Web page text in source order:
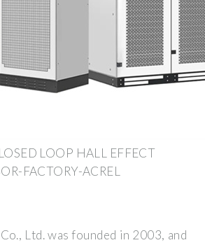
LOOP HALL EFFECT
FACTORY-ACREL
Ltd. was founded in 2003, and